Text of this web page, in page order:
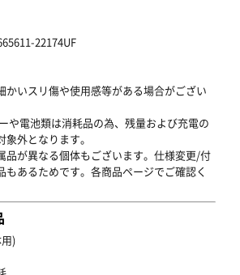
22174UF
かいスリ傷や使用感等がある場合がござい
や電池類は消耗品の為、残量および充電の
外となります。
品が異なる個体もございます。仕様変更/付
もあるためです。各商品ページでご確認く
)